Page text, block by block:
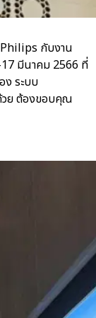
กับงาน
มีนาคม 2566 ที่
ง ระบบ
ย ต้องขอบคุณ